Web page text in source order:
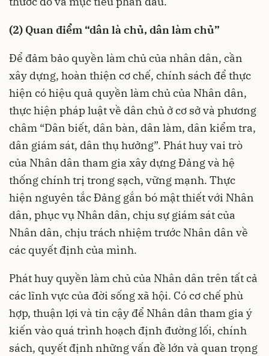
(2) Quan điểm “dân là chủ, dân làm chủ”
Để đảm bảo quyền làm chủ của nhân dân, cần
xây dựng, hoàn thiện cơ chế, chính sách để thực
hiện có hiệu quả quyền làm chủ của Nhân dân,
thực hiện pháp luật về dân chủ ở cơ sở và phương
châm “Dân biết, dân bàn, dân làm, dân kiểm tra,
dân giám sát, dân thụ hưởng”. Phát huy vai trò
của Nhân dân tham gia xây dựng Đảng và hệ
thống chính trị trong sạch, vững mạnh. Thực
hiện nguyên tắc Đảng gắn bó mật thiết với Nhân
dân, phục vụ Nhân dân, chịu sự giám sát của
Nhân dân, chịu trách nhiệm trước Nhân dân về
các quyết định của mình.
Phát huy quyền làm chủ của Nhân dân trên tất cả
các lĩnh vực của đời sống xã hội. Có cơ chế phù
hợp, thuận lợi và tin cậy để Nhân dân tham gia ý
kiến vào quá trình hoạch định đường lối, chính
sách, quyết định những vấn đề lớn và quan trọng